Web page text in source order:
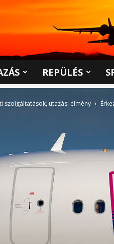
REPÜLÉS
szolgáltatások, utazási élmény